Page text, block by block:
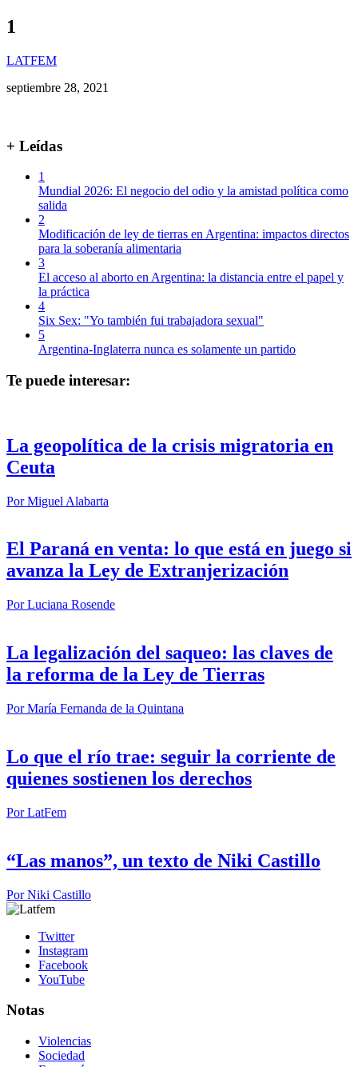
1
LATFEM
septiembre 28, 2021
+ Leídas
1
Mundial 2026: El negocio del odio y la amistad política como
salida
2
Modificación de ley de tierras en Argentina: impactos directos
para la soberanía alimentaria
3
El acceso al aborto en Argentina: la distancia entre el papel y
la práctica
4
Six Sex: "Yo también fui trabajadora sexual"
5
Argentina-Inglaterra nunca es solamente un partido
Te puede interesar:
La geopolítica de la crisis migratoria en
Ceuta
PorMiguel Alabarta
El Paraná en venta: lo que está en juego si
avanza la Ley de Extranjerización
PorLuciana Rosende
La legalización del saqueo: las claves de
la reforma de la Ley de Tierras
PorMaría Fernanda de la Quintana
Lo que el río trae: seguir la corriente de
quienes sostienen los derechos
PorLatFem
“Las manos”, un texto de Niki Castillo
PorNiki Castillo
Twitter
Instagram
Facebook
YouTube
Notas
Violencias
Sociedad